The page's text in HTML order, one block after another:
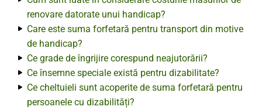
renovare datorate unui handicap?
Care este suma forfetară pentru transport din motive
de handicap?
Ce grade de îngrijire corespund neajutorării?
Ce însemne speciale există pentru dizabilitate?
Ce cheltuieli sunt acoperite de suma forfetară pentru
persoanele cu dizabilități?